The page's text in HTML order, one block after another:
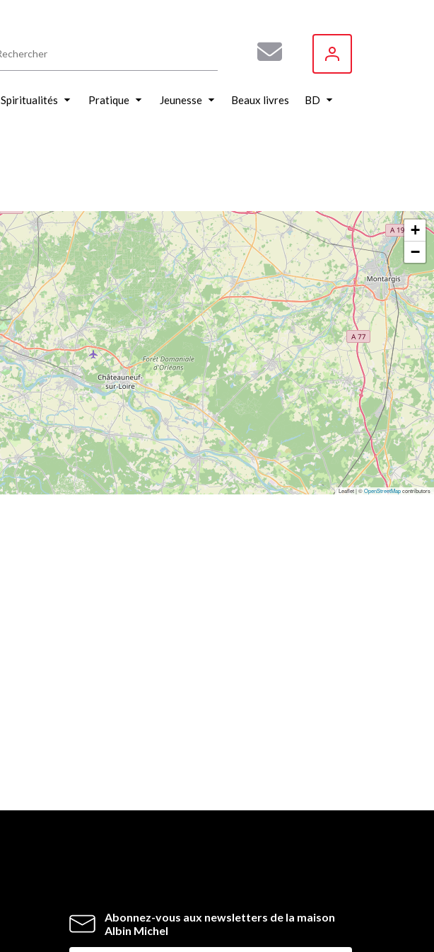
Spiritualités Pratique Jeunesse Beaux livres BD
+
−
Leaflet | ©OpenStreetMapcontributors
Abonnez-vous aux newsletters de la maison
Albin Michel